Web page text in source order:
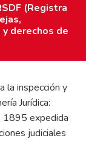
(Registra
derechos de
la inspección y
Jurídica:
1895 expedida
judiciales